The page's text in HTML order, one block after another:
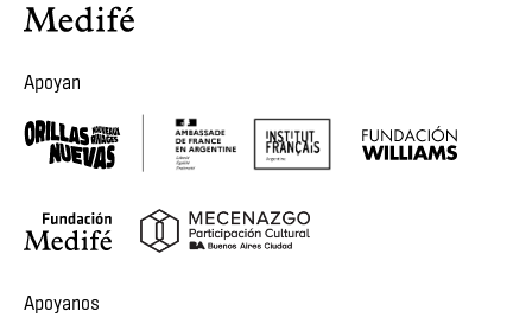
Apoyan
Apoyanos